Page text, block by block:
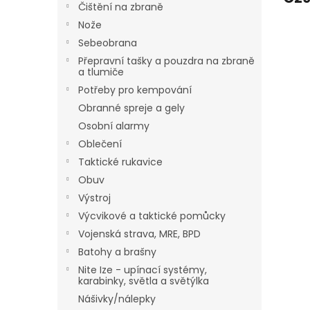
Čištění na zbraně
Nože
Sebeobrana
Přepravní tašky a pouzdra na zbraně
a tlumiče
Potřeby pro kempování
Obranné spreje a gely
Osobní alarmy
Oblečení
Taktické rukavice
Obuv
Výstroj
Výcvikové a taktické pomůcky
Vojenská strava, MRE, BPD
Batohy a brašny
Nite Ize - upínací systémy,
karabinky, světla a světýlka
Nášivky/nálepky